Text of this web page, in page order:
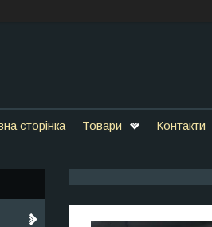
сторінка Товари Контакти